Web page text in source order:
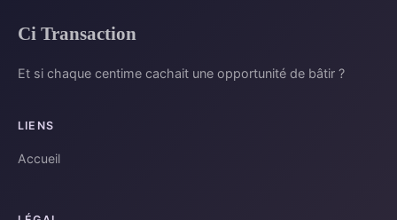
Ci Transaction
Et si chaque centime cachait une opportunité de bâtir ?
LIENS
Accueil